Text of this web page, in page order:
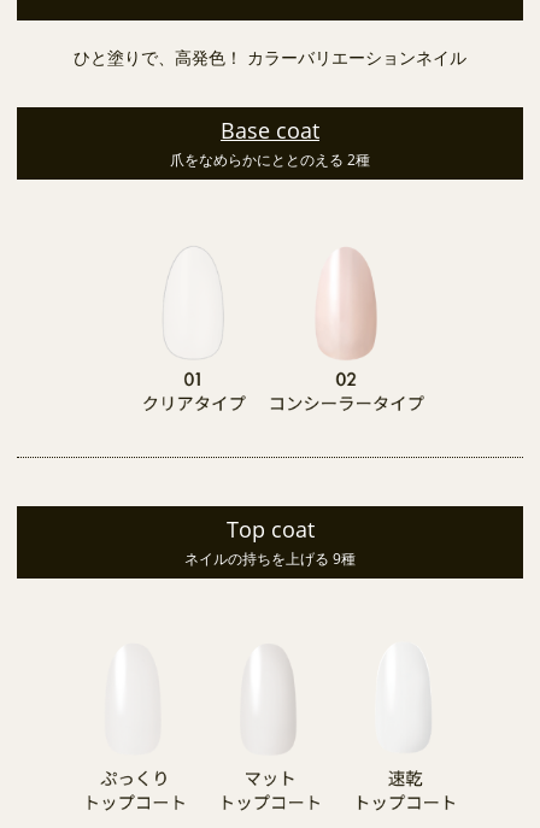
ひと塗りで、高発色！ カラーバリエーションネイル
Base coat
爪をなめらかにととのえる 2種
Top coat
ネイルの持ちを上げる 9種